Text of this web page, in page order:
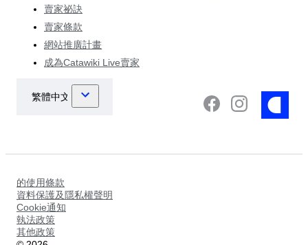
賣家祕訣
賣家條款
網站推廣計畫
成為Catawiki Live賣家
的使用條款
資料保護及隱私權聲明
Cookie通知
執法政策
其他政策